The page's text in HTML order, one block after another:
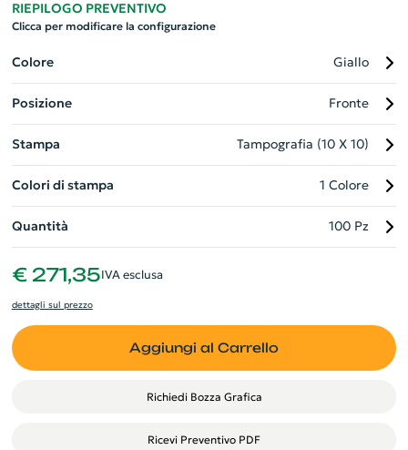
aziende edili, organizzazioni o campagne legate alla sicurezza.
siano sempre al sicuro. Scegli Kolt, la soluzione per chi cerca
un gadget aziendale unico e sostenibile.
RIEPILOGO PREVENTIVO
Clicca per modificare la configurazione
Colore Giallo
Posizione Fronte
Stampa Tampografia (10 X 10)
Colori di stampa 1 Colore
Quantità 100 Pz
€ 271,35IVA esclusa
dettagli sul prezzo
Aggiungi al Carrello
Richiedi Bozza Grafica
Ricevi Preventivo PDF